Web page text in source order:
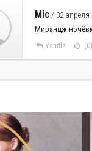
Mic / 02 апреля
Мирандж
Yanıtla (0)